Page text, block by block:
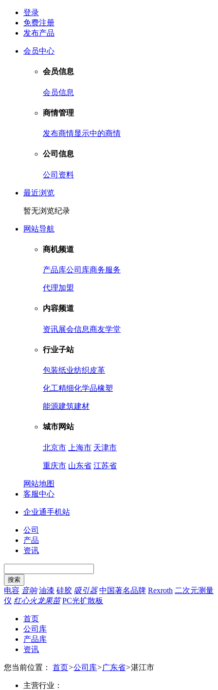
登录
免费注册
发布产品
会员中心
会员信息
会员信息
商情管理
发布商情显示中的商情
公司信息
公司资料
最近浏览
暂无浏览纪录
网站导航
商机频道
产品库公司库商务服务
代理加盟
内容频道
资讯展会信息商友学堂
行业子站
包装纸业纺织皮革
化工精细化学品橡塑
能源建筑建材
城市网站
北京市 上海市 天津市
重庆市 山东省 江苏省
网站地图
客服中心
企业通手机站
公司
产品
资讯
电容 音响 油漆 硅胶 吸引器 中国著名品牌 Rexroth 二次元测量
仪 红心火龙果苗 PC光扩散板
首页
公司库
产品库
资讯
您当前位置： 首页>公司库>广东省>湛江市
主营行业：